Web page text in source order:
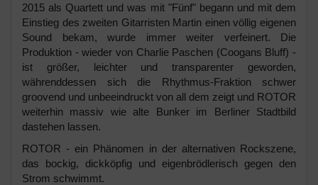
2015 als Quartett und was mit "Fünf" begann und mit dem
Einstieg des zweiten Gitarristen Martin einen völlig eigenen
Sound bekam, wurde immer weiter verfeinert. Die
Produktion - wieder von Charlie Paschen (Coogans Bluff) -
ist größer, leichter und transparenter geworden,
währenddessen sich die Rhythmus-Fraktion schwer
groovend und unbeeindruckt von all dem zeigt und ROTOR
weiterhin massiv wie alte Bunker im Berliner Stadtbild
dastehen lassen.
ROTOR - ein Phänomen in der alternativen Rockszene,
das bockig, dickköpfig und eigenbrödlerisch gegen den
Strom schwimmt.